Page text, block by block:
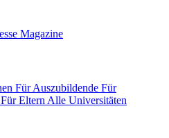
Magazine
Für Auszubildende Für
Für Eltern Alle Universitäten